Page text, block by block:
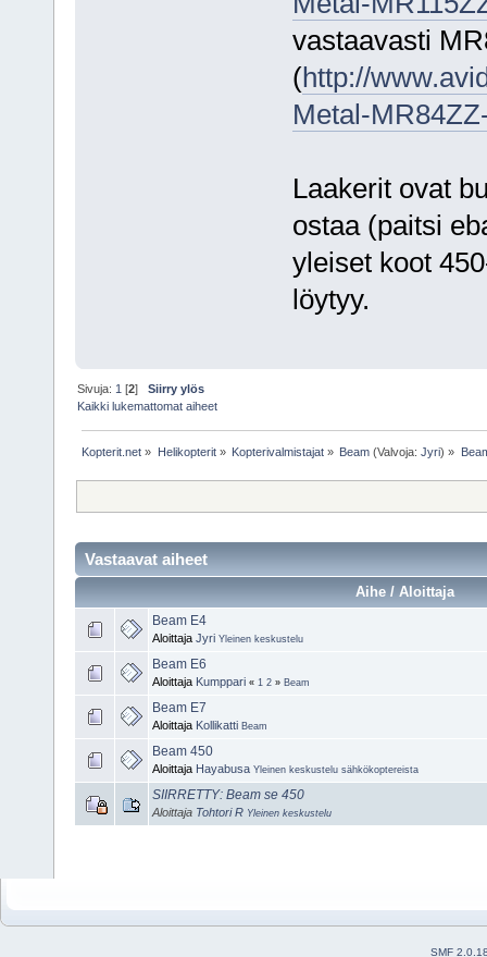
vastaavasti
(http://
Metal-
Laakerit ovat
ostaa (paitsi
yleiset koot
löytyy.
Sivuja: 1 [2]Siirry ylös
Kaikki lukemattomat aiheet
Kopterit.net » Helikopterit» Kopterivalmistajat» Beam (Valvoja:Jyri) »
Vastaavat aiheet
Aihe / Aloittaja
Beam E4
Aloittaja Jyri Yleinen keskustelu
Beam E6
Aloittaja Kumppari « 1 2 » Beam
Beam E7
Aloittaja Kollikatti Beam
Beam 450
Aloittaja Hayabusa Yleinen keskustelu sähkökoptereista
SIIRRETTY: Beam se 450
Aloittaja Tohtori R Yleinen keskustelu
SMF